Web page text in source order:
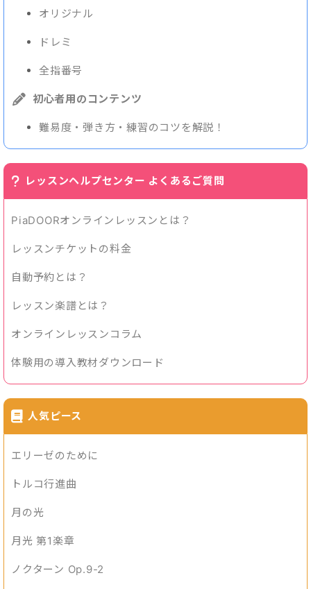
オリジナル
ドレミ
全指番号
初心者用のコンテンツ
難易度・弾き方・練習のコツを解説！
レッスンヘルプセンター よくあるご質問
PiaDOORオンラインレッスンとは？
レッスンチケットの料金
自動予約とは？
レッスン楽譜とは？
オンラインレッスンコラム
体験用の導入教材ダウンロード
人気ピース
エリーゼのために
トルコ行進曲
月の光
月光 第1楽章
ノクターン Op.9-2